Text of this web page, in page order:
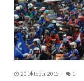
20 Oktober 2015 1